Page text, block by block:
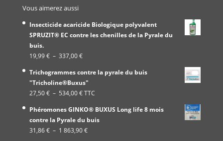
Vous aimerez aussi
Insecticide acaricide Biologique polyvalent
SPRUZIT® EC contre les chenilles de la Pyrale du
buis.
19,99€ – 337,00€Plage
prix :
19,99 €
à
337,00 €
Trichogrammes contre la pyrale du buis
"Tricholine®Buxus"
27,50€ – 534,00€Plage
prix :
27,50 €
à
TTC
Phéromones GINKO® BUXUS Long life 8 mois
contre la Pyrale du buis
31,86€ – 1 863,90€Plage